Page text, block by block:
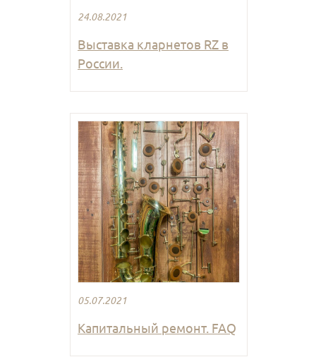
24.08.2021
Выставка кларнетов RZ в
России.
05.07.2021
Капитальный ремонт. FAQ